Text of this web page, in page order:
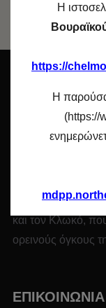
O ΦΟΡΕΑΣ
Η περιοχή
Βουραϊκού»
Ηλείας, Αχαΐας
την Κυλλήνη, τον
και τον Κλωκό,
ορεινούς όγκους
ΕΠΙΚΟΙΝΩΝΙΑ
Η
https://
Η
(https://